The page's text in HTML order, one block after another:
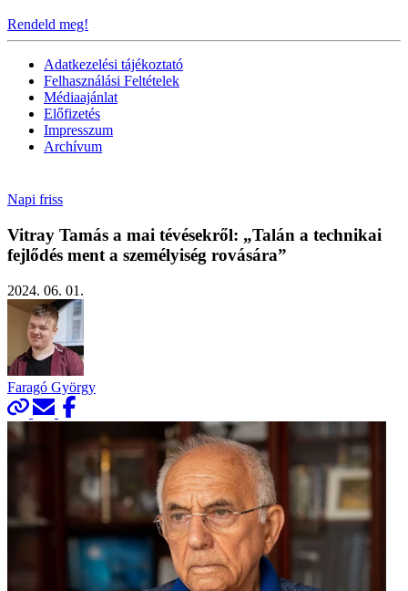
Rendeld meg!
Adatkezelési tájékoztató
Felhasználási Feltételek
Médiaajánlat
Előfizetés
Impresszum
Archívum
Napi friss
Vitray Tamás a mai tévésekről: „Talán a technikai
fejlődés ment a személyiség rovására”
2024. 06. 01.
Faragó György